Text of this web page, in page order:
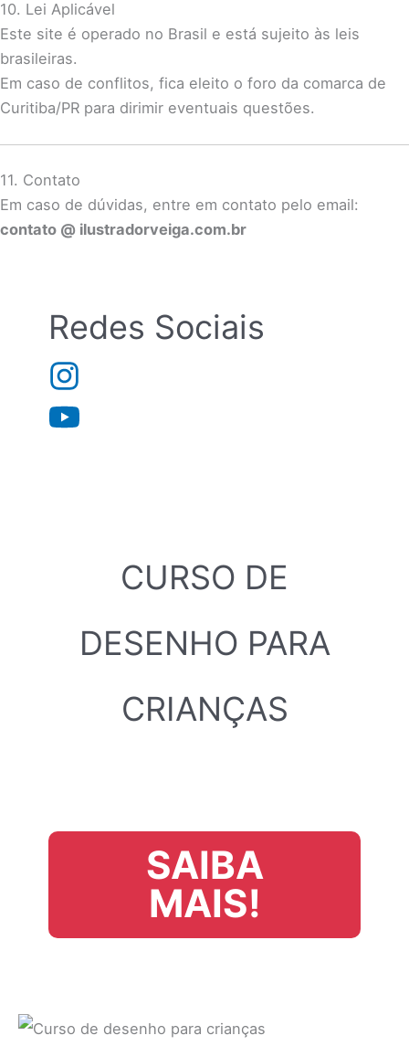
10. Lei Aplicável
Este site é operado no Brasil e está sujeito às leis
brasileiras.
Em caso de conflitos, fica eleito o foro da comarca de
Curitiba/PR para dirimir eventuais questões.
11. Contato
Em caso de dúvidas, entre em contato pelo email:
contato @ ilustradorveiga.com.br
Redes Sociais
CURSO DE
DESENHO PARA
CRIANÇAS
SAIBA
MAIS!